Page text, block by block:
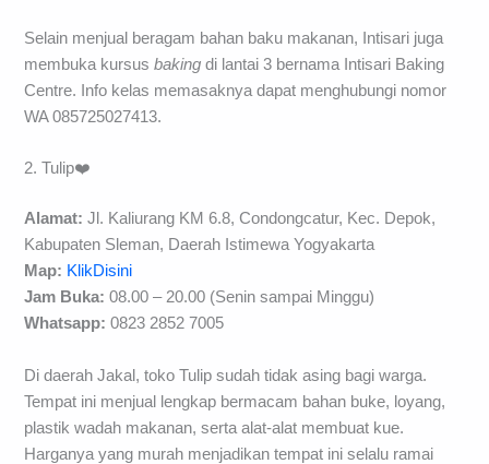
Selain menjual beragam bahan baku makanan, Intisari juga
membuka kursusbaking di lantai 3 bernama Intisari Baking
Centre. Info kelas memasaknya dapat menghubungi nomor
WA 085725027413.
2. Tulip❤️
Alamat: Jl. Kaliurang KM 6.8, Condongcatur, Kec. Depok,
Kabupaten Sleman, Daerah Istimewa Yogyakarta
Map: KlikDisini
Jam Buka: 08.00 – 20.00 (Senin sampai Minggu)
Whatsapp: 0823 2852 7005
Di daerah Jakal, toko Tulip sudah tidak asing bagi warga.
Tempat ini menjual lengkap bermacam bahan buke, loyang,
plastik wadah makanan, serta alat-alat membuat kue.
Harganya yang murah menjadikan tempat ini selalu ramai